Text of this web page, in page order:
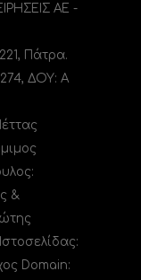
ΑΕ -
Πάτρα.
ΔΟΥ: A
&
Domain: